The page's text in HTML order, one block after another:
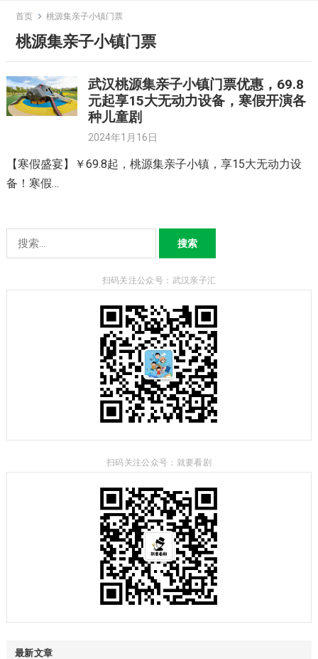
content
首页 桃源集亲子小镇门票
桃源集亲子小镇门票
武汉桃源集亲子小镇门票优惠，69.8
元起享15大无动力设备，寒假开演各
种儿童剧
2024年1月16日
【寒假盛宴】￥69.8起，桃源集亲子小镇，享15大无动力设
备！寒假…
索：
扫码关注公众号：武汉亲子汇
扫码关注公众号：就要看剧
最新文章